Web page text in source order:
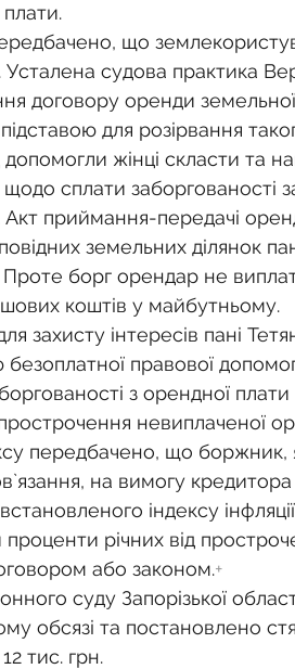
плати.
що
судова практика
договору оренди
для розірвання
жінці скласти та
сплати заборгованості
Акт приймання-передачі
земельних ділянок
Проте борг орендар не
коштів у майбутньому.
захисту інтересів пані
правової
з орендної плати
невиплаченої
передбачено, що боржник,
на вимогу
індексу
річних від
або законом.+
суду Запорізької
обсязі та постановлено
тис. грн.